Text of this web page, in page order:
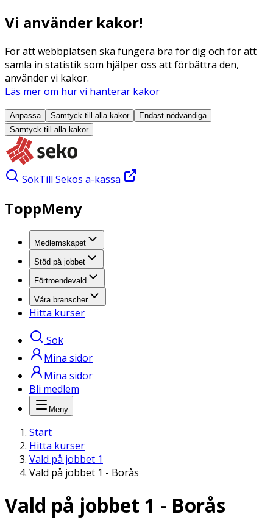
Vi använder kakor!
För att webbplatsen ska fungera bra för dig och för att
samla in statistik som hjälper oss att förbättra den,
använder vi kakor.
Läs mer om hur vi hanterar kakor
Anpassa Samtyck till alla kakor
Endast nödvändiga
Samtyck till alla kakor
SökTill Sekos a-kassa
ToppMeny
Medlemskapet
Stöd på jobbet
Förtroendevald
Våra branscher
Hitta kurser
Sök
Mina sidor
Mina sidor
Bli medlem
Meny
Start
Hitta kurser
Vald på jobbet 1
Vald på jobbet 1 - Borås
Vald på jobbet 1 - Borås